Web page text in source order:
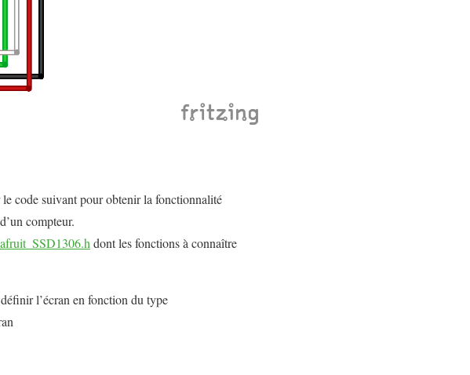
code suivant pour obtenir la fonctionnalité
compteur.
dont les fonctions à connaître
l’écran en fonction du type